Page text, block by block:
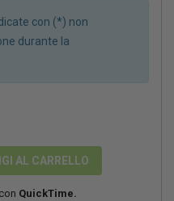
con (*) non
durante la
AL CARRELLO
QuickTime.